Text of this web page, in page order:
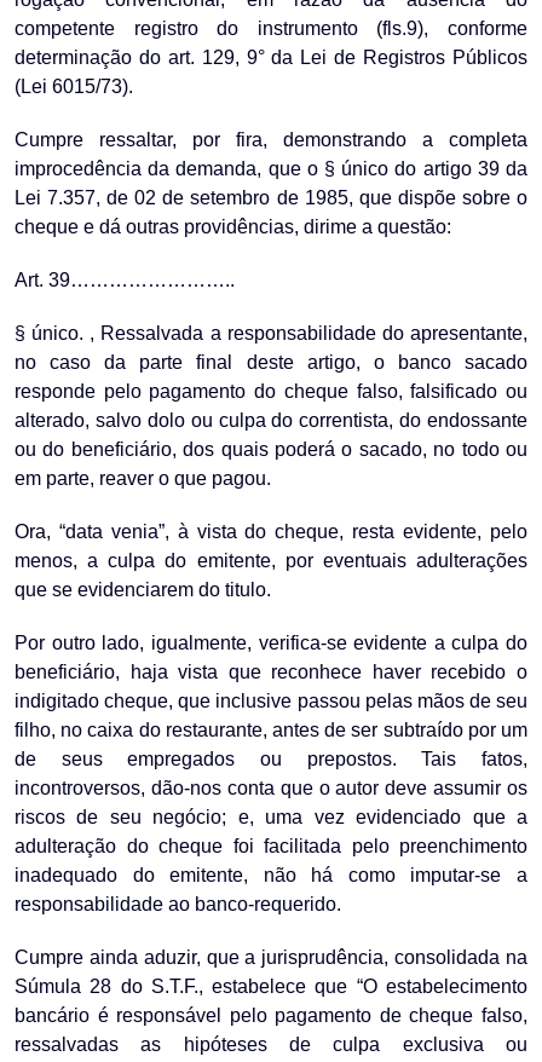
competente registro do instrumento (fls.9), conforme
determinação do art. 129, 9° da Lei de Registros Públicos
(Lei 6015/73).
Cumpre ressaltar, por fira, demonstrando a completa
improcedência da demanda, que o § único do artigo 39 da
Lei 7.357, de 02 de setembro de 1985, que dispõe sobre o
cheque e dá outras providências, dirime a questão:
Art. 39……………………..
§ único. , Ressalvada a responsabilidade do apresentante,
no caso da parte final deste artigo, o banco sacado
responde pelo pagamento do cheque falso, falsificado ou
alterado, salvo dolo ou culpa do correntista, do endossante
ou do beneficiário, dos quais poderá o sacado, no todo ou
em parte, reaver o que pagou.
Ora, “data venia”, à vista do cheque, resta evidente, pelo
menos, a culpa do emitente, por eventuais adulterações
que se evidenciarem do titulo.
Por outro lado, igualmente, verifica-se evidente a culpa do
beneficiário, haja vista que reconhece haver recebido o
indigitado cheque, que inclusive passou pelas mãos de seu
filho, no caixa do restaurante, antes de ser subtraído por um
de seus empregados ou prepostos. Tais fatos,
incontroversos, dão-nos conta que o autor deve assumir os
riscos de seu negócio; e, uma vez evidenciado que a
adulteração do cheque foi facilitada pelo preenchimento
inadequado do emitente, não há como imputar-se a
responsabilidade ao banco-requerido.
Cumpre ainda aduzir, que a jurisprudência, consolidada na
Súmula 28 do S.T.F., estabelece que “O estabelecimento
bancário é responsável pelo pagamento de cheque falso,
ressalvadas as hipóteses de culpa exclusiva ou